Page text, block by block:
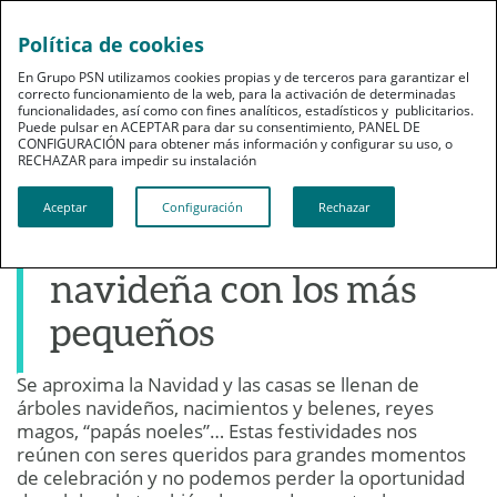
Bienestar
Manualidades para
navideña con los más
pequeños
14 de diciembre de 2017
Publicado por: GRUPO PSN
Se aproxima la Navidad y las casas se llenan de
árboles navideños, nacimientos y belenes, reyes
magos, “papás noeles”… Estas festividades nos
reúnen con seres queridos para grandes momentos
de celebración y no podemos perder la oportunidad
Política de cookies
En Grupo PSN utilizamos cookies propias y de terceros para garantizar el
correcto funcionamiento de la web, para la activación de determinadas
funcionalidades, así como con fines analíticos, estadísticos y publicitarios.
Puede pulsar en ACEPTAR para dar su consentimiento, PANEL DE
CONFIGURACIÓN para obtener más información y configurar su uso, o
RECHAZAR para impedir su instalación​​​​​​​
Aceptar Configuración Rechazar